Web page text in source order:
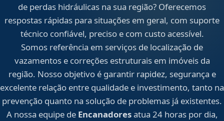
de perdas hidráulicas na sua região? Oferecemos
respostas rápidas para situações em geral, com suporte
técnico confiável, preciso e com custo acessível.
Somos referência em serviços de localização de
vazamentos e correções estruturais em imóveis da
região. Nosso objetivo é garantir rapidez, segurança e
excelente relação entre qualidade e investimento, tanto na
prevenção quanto na solução de problemas já existentes.
A nossa equipe de Encanadoresatua 24 horas por dia,